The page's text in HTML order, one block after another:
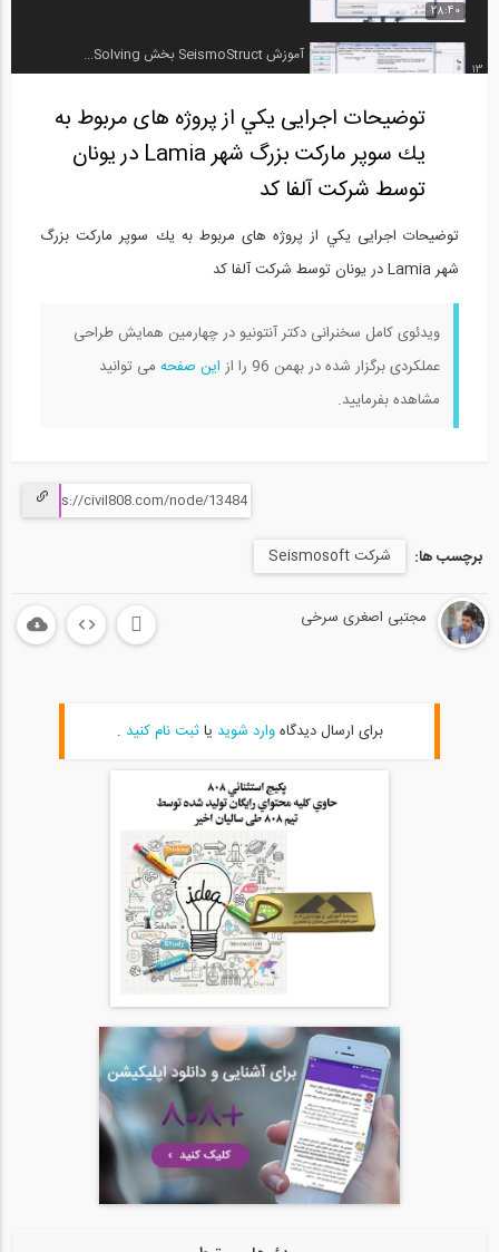
28:40
13
آموزش SeismoStruct بخش Solving...
28:40
آموزش SeismoStruct بخش SeismoStruct
v7....
20:00:00
Dr Stelios Antoniou lecture from...
Dr Stelios Antoniou lecture from...
20:00:00
Dr Stelios Antoniou lecture from...
18
Dr Stelios Antoniou lecture from...
نقشه های اجرایی يكي از پروژه های مربوط...
توضیحات اجرایی يكي از پروژه های مربوط...
تصاویر و توضیحات نرم افزاری یک پروژه...
تصاويري از نمونه هايي از پروژه هاي عملي...
توضیحات اجرایی يكي از پروژه های مربوط به
يك سوپر ماركت بزرگ شهر Lamia در يونان
توسط شرکت آلفا کد
توضیحات اجرایی يكي از پروژه های مربوط به يك سوپر ماركت بزرگ
شهر Lamia در يونان توسط شرکت آلفا کد
ویدئوی کامل سخنرانی دکتر آنتونیو در چهارمین همایش طراحی
عملکردی برگزار شده در بهمن 96 را از
این صفحه می توانید
مشاهده بفرمایید.
برچسب ها: شرکت Seismosoft
مجتبی اصغری سرخی
برای ارسال دیدگاهوارد شوید یاثبت نام کنید .